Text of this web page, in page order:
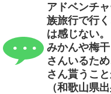
アドベンチ
族旅行で行
は感じない。
みかんや梅
さんいるた
さん貰うこと
（和歌山県